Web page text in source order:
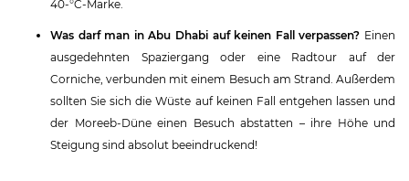
40-°C-Marke.
Was darf man in Abu Dhabi auf keinen Fall verpassen? Einen
ausgedehnten Spaziergang oder eine Radtour auf der
Corniche, verbunden mit einem Besuch am Strand. Außerdem
sollten Sie sich die Wüste auf keinen Fall entgehen lassen und
der Moreeb-Düne einen Besuch abstatten – ihre Höhe und
Steigung sind absolut beeindruckend!